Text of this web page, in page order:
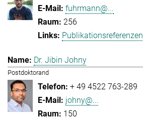
fuhrmann@...
256
Publikationsreferenzen
Dr. Jibin Johny
Postdoktorand
+ 49 4522 763-289
johny@...
150